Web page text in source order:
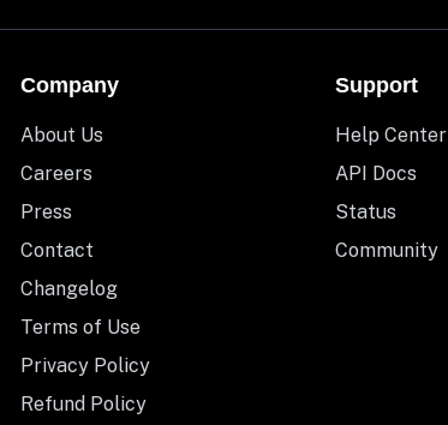
Company
About Us
Careers
Press
Contact
Changelog
Terms of Use
Privacy Policy
Refund Policy
Support
Help Center
API Docs
Status
Community